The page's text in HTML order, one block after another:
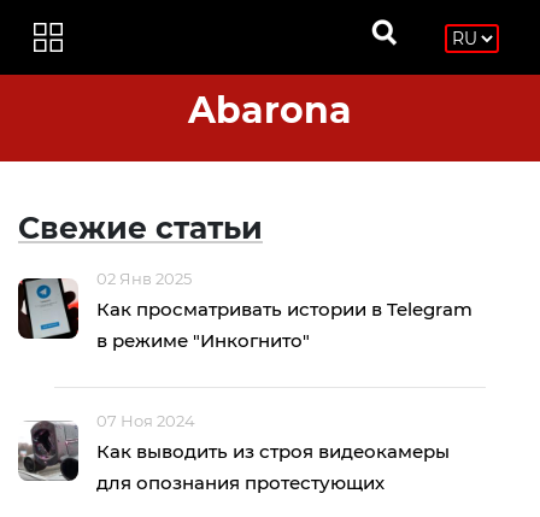
Abarona
Свежие статьи
02 Янв 2025
Как просматривать истории в Telegram
в режиме "Инкогнито"
07 Ноя 2024
Как выводить из строя видеокамеры
для опознания протестующих